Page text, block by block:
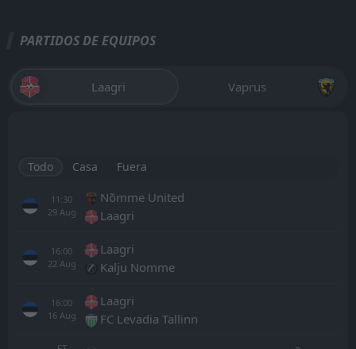
PARTIDOS DE EQUIPOS
Laagri Vaprus
Todo Casa Fuera
11:30
29 Aug
Nõmme United
Laagri
16:00
22 Aug
Laagri
Kalju Nomme
16:00
16 Aug
Laagri
FC Levadia Tallinn